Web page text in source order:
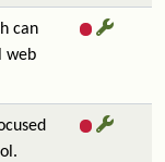
can
web